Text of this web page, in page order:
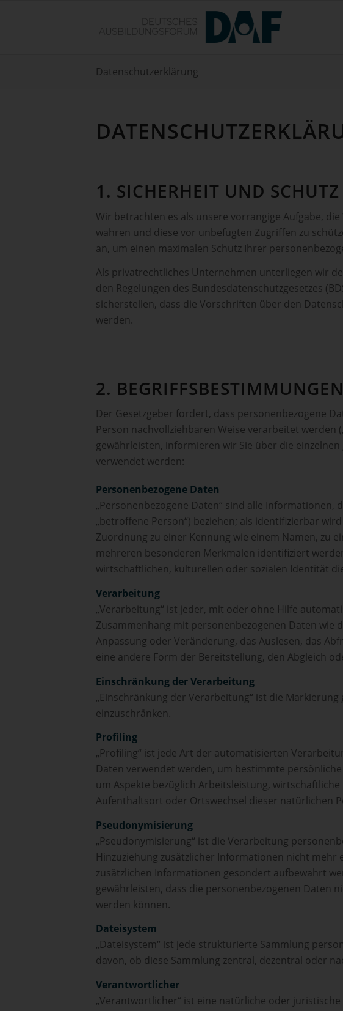
Datenschutzerklärung
1. SICHERHEIT UND
Wir betrachten es als unsere vorrangige Aufgabe,
wahren und diese vor unbefugten Zugriffen zu
an, um einen maximalen Schutz Ihrer
Als privatrechtliches Unternehmen unterliegen wir
den Regelungen des Bundesdatenschutzgesetzes
sicherstellen, dass die Vorschriften über den
werden.
2. BEGRIFFS­BESTIMMUNGEN
Der Gesetzgeber fordert, dass personenbezogene
Person nachvollziehbaren Weise verarbeitet werden
gewährleisten, informieren wir Sie über die
verwendet werden:
Personenbezogene Daten
„Personenbezogene Daten“ sind alle
„betroffene Person“) beziehen; als identifizierbar
Zuordnung zu einer Kennung wie einem Namen, zu
mehreren besonderen Merkmalen identifiziert
wirtschaftlichen, kulturellen oder sozialen Identität
Verarbeitung
„Verarbeitung“ ist jeder, mit oder ohne Hilfe
Zusammenhang mit personenbezogenen Daten wie
Anpassung oder Veränderung, das Auslesen, das
eine andere Form der Bereitstellung, den Abgleich
Einschränkung der Verarbeitung
„Einschränkung der Verarbeitung“ ist die
einzuschränken.
Profiling
„Profiling“ ist jede Art der automatisierten
Daten verwendet werden, um bestimmte
um Aspekte bezüglich Arbeitsleistung,
Aufenthaltsort oder Ortswechsel dieser natürlichen
Pseudonymisierung
„Pseudonymisierung“ ist die Verarbeitung
Hinzuziehung zusätzlicher Informationen nicht
zusätzlichen Informationen gesondert aufbewahrt
gewährleisten, dass die personenbezogenen Daten
werden können.
Dateisystem
„Dateisystem“ ist jede strukturierte Sammlung
davon, ob diese Sammlung zentral, dezentral oder
Verantwortlicher
„Verantwortlicher“ ist eine natürliche oder